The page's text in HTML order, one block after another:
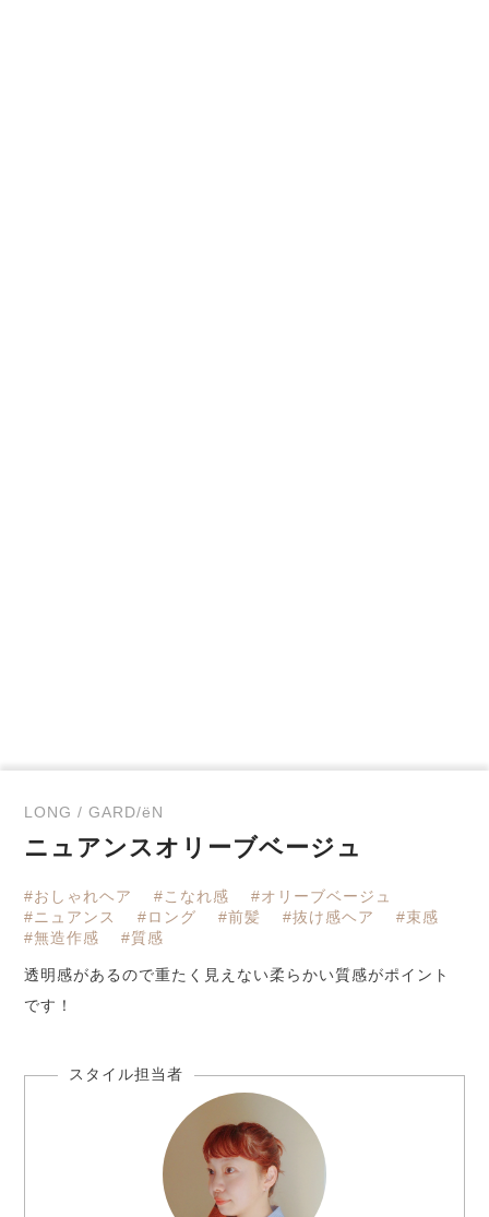
LONG / GARD/ëN
ニュアンスオリーブベージュ
#おしゃれヘア #こなれ感
#オリーブベージュ
#ニュアンス
#ロング #前髪 #抜け感ヘア
#束感
#無造作感
#質感
透明感があるので重たく見えない柔らかい質感がポイント
です！